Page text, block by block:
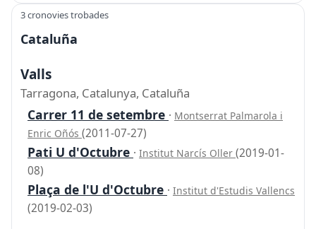
3 cronovies trobades
Cataluña
Valls
Tarragona, Catalunya, Cataluña
Carrer 11 de setembre · Montserrat Palmarola i
Enric Oñós (2011-07-27)
Pati U d'Octubre · Institut Narcís Oller (2019-01-
08)
Plaça de l'U d'Octubre · Institut d'Estudis Vallencs
(2019-02-03)